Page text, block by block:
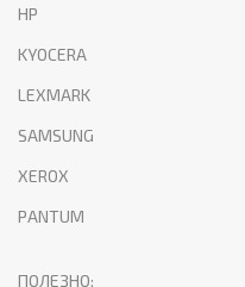
HP
KYOCERA
LEXMARK
SAMSUNG
XEROX
PANTUM
ПОЛЕЗНО: